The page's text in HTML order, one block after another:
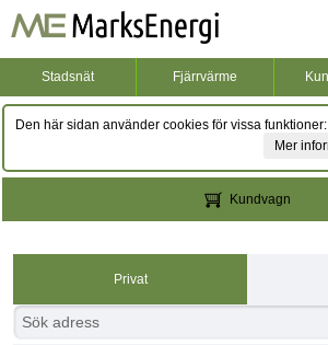
Stadsnät Fjärrvärme
Den här sidan använder cookies för vissa
Mer
Kundvagn
Privat